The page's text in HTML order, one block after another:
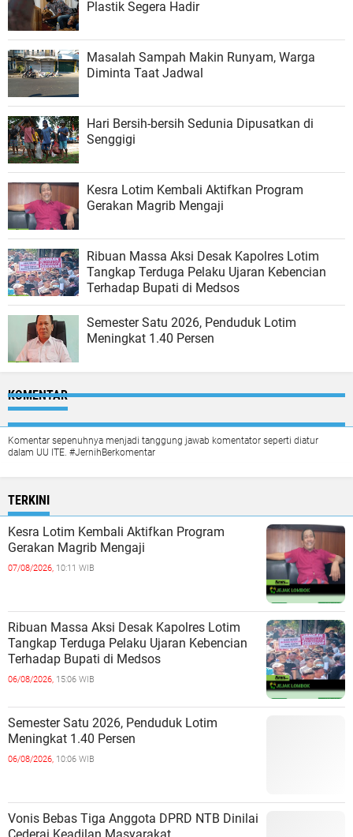
Plastik Segera Hadir
Masalah Sampah Makin Runyam, Warga
Diminta Taat Jadwal
Hari Bersih-bersih Sedunia Dipusatkan di
Senggigi
Kesra Lotim Kembali Aktifkan Program
Gerakan Magrib Mengaji
Ribuan Massa Aksi Desak Kapolres Lotim
Tangkap Terduga Pelaku Ujaran Kebencian
Terhadap Bupati di Medsos
Semester Satu 2026, Penduduk Lotim
Meningkat 1.40 Persen
KOMENTAR
Komentar sepenuhnya menjadi tanggung jawab komentator seperti diatur
dalam UU ITE. #JernihBerkomentar
TERKINI
Kesra Lotim Kembali Aktifkan Program
Gerakan Magrib Mengaji
07/08/2026, 10:11 WIB
Ribuan Massa Aksi Desak Kapolres Lotim
Tangkap Terduga Pelaku Ujaran Kebencian
Terhadap Bupati di Medsos
06/08/2026, 15:06 WIB
Semester Satu 2026, Penduduk Lotim
Meningkat 1.40 Persen
06/08/2026, 10:06 WIB
Vonis Bebas Tiga Anggota DPRD NTB Dinilai